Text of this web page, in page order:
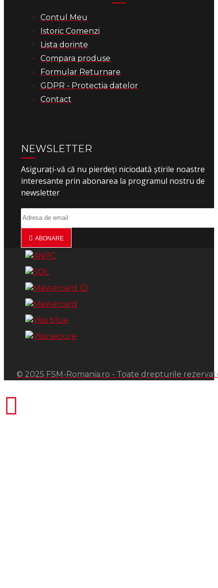
Contul Meu
Istoric Comenzi
Lista dorinte
Compara produse
Formular Returnare
GDPR - Protectia datelor
Contact
NEWSLETTER
Asigurați-vă că nu pierdeți niciodată știrile noastre
interesante prin abonarea la programul nostru de
newsletter
ABONARE
© 2025 FSM-Romania.ro - Toate drepturile